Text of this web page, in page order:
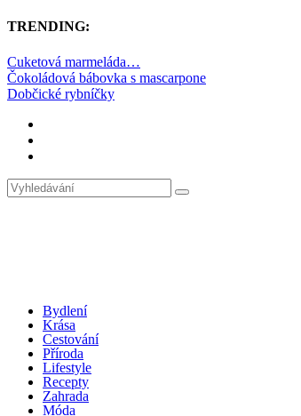
TRENDING:
Cuketová marmeláda…
Čokoládová bábovka s mascarpone
Dobčické rybníčky
Bydlení
Krása
Cestování
Příroda
Lifestyle
Recepty
Zahrada
Móda